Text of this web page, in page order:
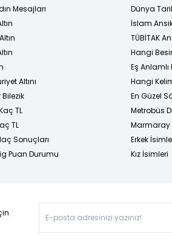
Mesajları
Altını
TL
TL
Sonuçları
Puan Durumu
Dünya
İslam
TÜBİTAK
Hangi
Eş
Hangi
En Güzel
Metrobüs
Marmaray
Erkek
Kız İsimleri